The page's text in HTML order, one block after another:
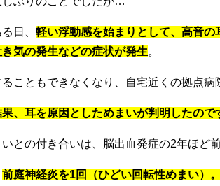
日、 軽い浮動感を始まりとして、高音
気の発生などの症状が発生。
こともできなくなり、自宅近くの拠点病
、耳を原因としためまいが判明したので
との付き合いは、脳出血発症の2年ほど
前庭神経炎を1回（ひどい回転性めまい）。